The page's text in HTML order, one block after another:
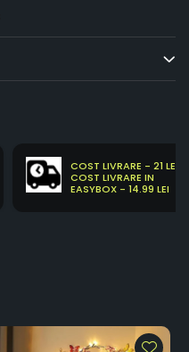
COST LIVRARE - 21 LEI
COST LIVRARE IN
EASYBOX - 14.99 LEI